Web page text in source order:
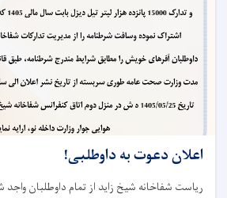
اعلان دعوت به داوطلبی!
ریاست شفاخانه شیخ زاید از تمام داوطلبان